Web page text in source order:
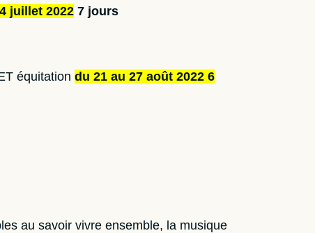
juillet 2022 7 jours
équitation du 21 au 27 août 2022 6
au savoir vivre ensemble, la musique